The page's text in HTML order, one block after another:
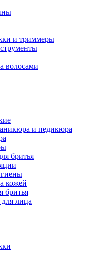
и триммеры
волосами
и педикюра
бритья
кожей
бритья
для лица